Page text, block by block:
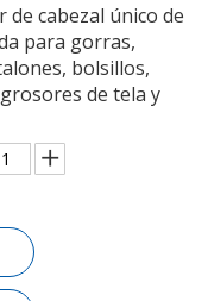
cabezal único de
para gorras,
bolsillos,
de tela y